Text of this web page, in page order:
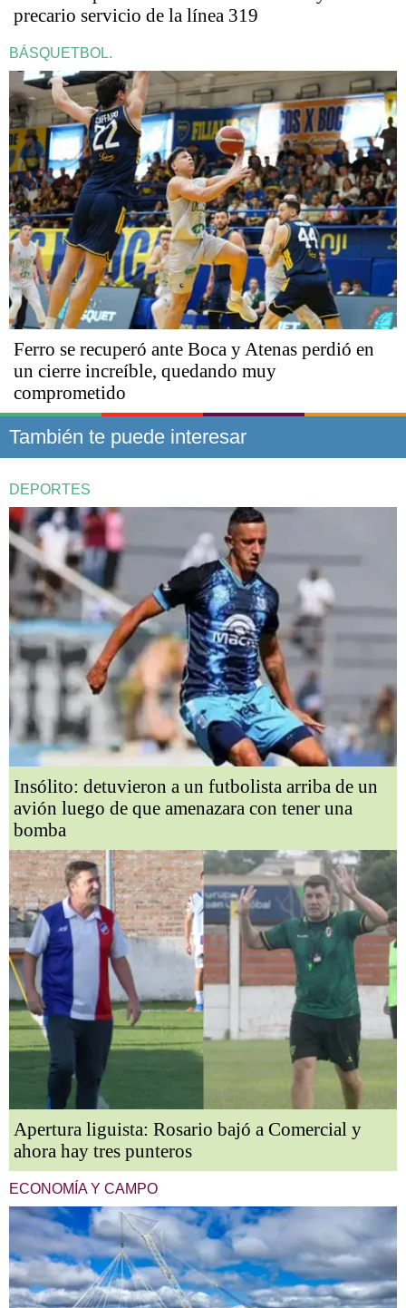
precario servicio de la línea 319
BÁSQUETBOL.
Ferro se recuperó ante Boca y Atenas perdió en
un cierre increíble, quedando muy
comprometido
También te puede interesar
DEPORTES
Insólito: detuvieron a un futbolista arriba de un
avión luego de que amenazara con tener una
bomba
Apertura liguista: Rosario bajó a Comercial y
ahora hay tres punteros
ECONOMÍA Y CAMPO